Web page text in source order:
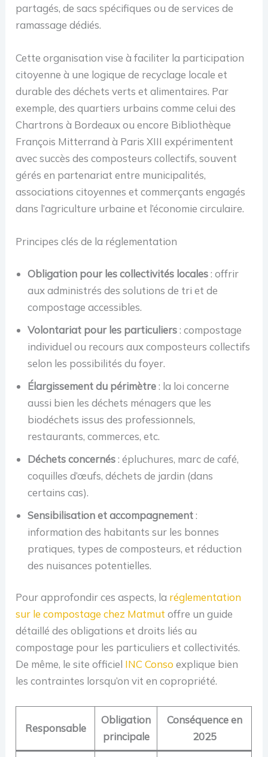
partagés, de sacs spécifiques ou de services de
ramassage dédiés.
Cette organisation vise à faciliter la participation
citoyenne à une logique de recyclage locale et
durable des déchets verts et alimentaires. Par
exemple, des quartiers urbains comme celui des
Chartrons à Bordeaux ou encore Bibliothèque
François Mitterrand à Paris XIII expérimentent
avec succès des composteurs collectifs, souvent
gérés en partenariat entre municipalités,
associations citoyennes et commerçants engagés
dans l’agriculture urbaine et l’économie circulaire.
Principes clés de la réglementation
Obligation pour les collectivités locales: offrir
aux administrés des solutions de tri et de
compostage accessibles.
Volontariat pour les particuliers: compostage
individuel ou recours aux composteurs collectifs
selon les possibilités du foyer.
Élargissement du périmètre: la loi concerne
aussi bien les déchets ménagers que les
biodéchets issus des professionnels,
restaurants, commerces, etc.
Déchets concernés: épluchures, marc de café,
coquilles d’œufs, déchets de jardin (dans
certains cas).
Sensibilisation et accompagnement:
information des habitants sur les bonnes
pratiques, types de composteurs, et réduction
des nuisances potentielles.
Pour approfondir ces aspects, la réglementation
sur le compostage chez Matmut offre un guide
détaillé des obligations et droits liés au
compostage pour les particuliers et collectivités.
De même, le site officiel INC Conso explique bien
les contraintes lorsqu’on vit en copropriété.
Responsable
Obligation
principale
Conséquence en
2025